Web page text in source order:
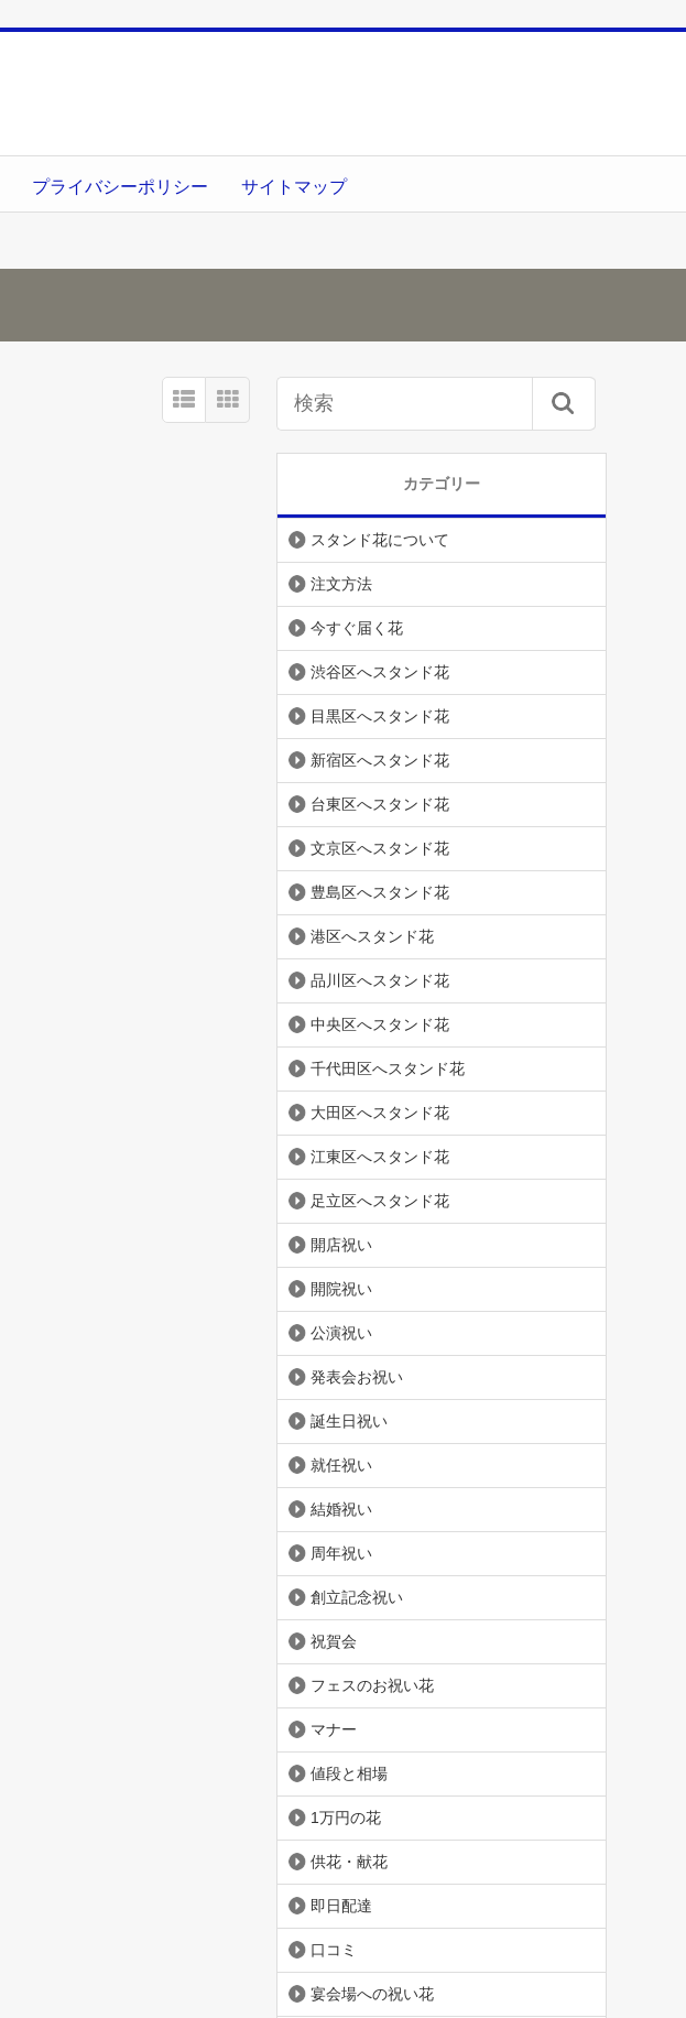
プライバシーポリシー サイトマップ
カテゴリー
スタンド花について
注文方法
今すぐ届く花
渋谷区へスタンド花
目黒区へスタンド花
新宿区へスタンド花
台東区へスタンド花
文京区へスタンド花
豊島区へスタンド花
港区へスタンド花
品川区へスタンド花
中央区へスタンド花
千代田区へスタンド花
大田区へスタンド花
江東区へスタンド花
足立区へスタンド花
開店祝い
開院祝い
公演祝い
発表会お祝い
誕生日祝い
就任祝い
結婚祝い
周年祝い
創立記念祝い
祝賀会
フェスのお祝い花
マナー
値段と相場
1万円の花
供花・献花
即日配達
口コミ
宴会場への祝い花